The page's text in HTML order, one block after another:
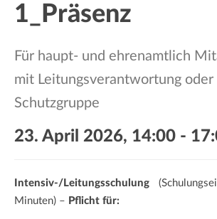
1_Präsenz
Für haupt- und ehrenamtlich
mit Leitungsverantwortung oder
Schutzgruppe
23. April 2026, 14:00 -
Intensiv-/Leitungsschulung
Minuten) – Pflicht für: